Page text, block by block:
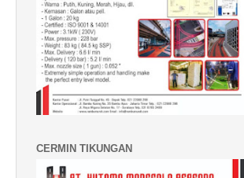
CERMIN TIKUNGAN